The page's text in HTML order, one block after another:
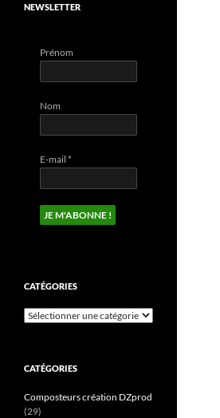
NEWSLETTER
Prénom
Nom
E-mail *
CATÉGORIES
Catégories
CATÉGORIES
Composteurs création DZprod
(29)